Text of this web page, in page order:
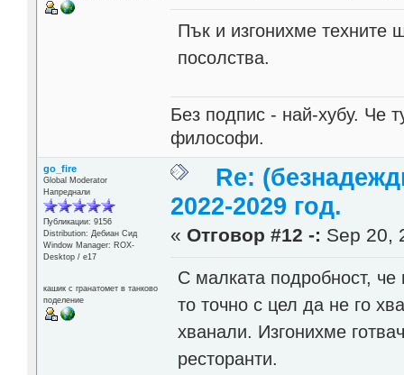
Пък и изгонихме техните
посолства.
Без подпис - най-хубу. Че
философи.
go_fire
Global Moderator
Напреднали
Публикации: 9156
Distribution: Дебиан Сид
Window Manager: ROX-
Desktop / е17
кашик с гранатомет в танково
поделение
Re:
2022-2029 год.
« Отговор #12 -: Sep 20,
С малката подробност, че
то точно с цел да не го
хванали. Изгонихме
ресторанти.